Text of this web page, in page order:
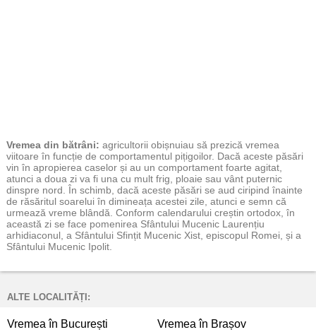
Vremea din bătrâni: agricultorii obișnuiau să prezică vremea
viitoare în funcție de comportamentul pițigoilor. Dacă aceste păsări
vin în apropierea caselor și au un comportament foarte agitat,
atunci a doua zi va fi una cu mult frig, ploaie sau vânt puternic
dinspre nord. În schimb, dacă aceste păsări se aud ciripind înainte
de răsăritul soarelui în dimineața acestei zile, atunci e semn că
urmează vreme blândă. Conform calendarului creștin ortodox, în
această zi se face pomenirea Sfântului Mucenic Laurențiu
arhidiaconul, a Sfântului Sfințit Mucenic Xist, episcopul Romei, și a
Sfântului Mucenic Ipolit.
ALTE LOCALITĂȚI:
Vremea în București Vremea în Brașov